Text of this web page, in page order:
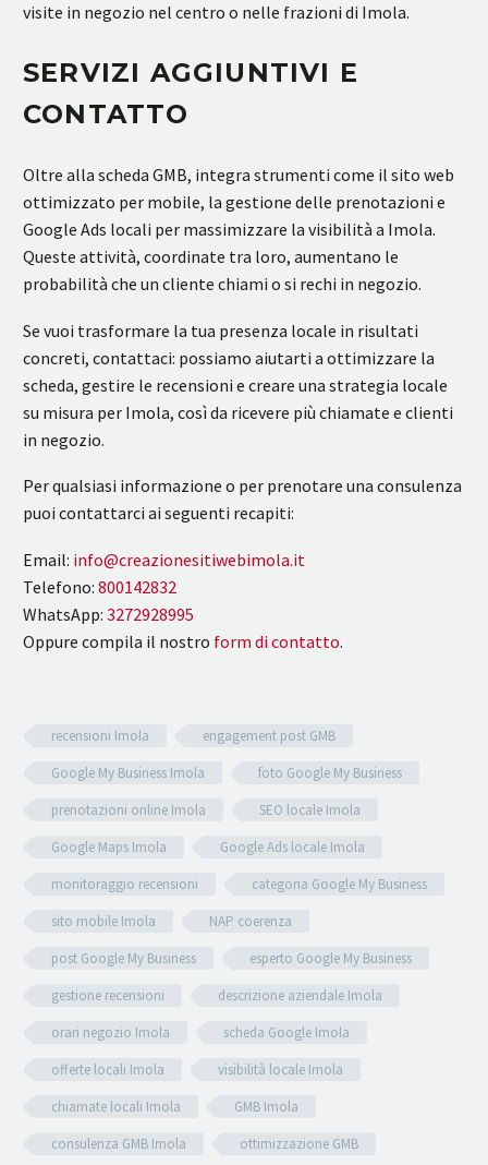
visite in negozio nel centro o nelle frazioni di Imola.
SERVIZI AGGIUNTIVI E
CONTATTO
Oltre alla scheda GMB, integra strumenti come il sito web
ottimizzato per mobile, la gestione delle prenotazioni e
Google Ads locali per massimizzare la visibilità a Imola.
Queste attività, coordinate tra loro, aumentano le
probabilità che un cliente chiami o si rechi in negozio.
Se vuoi trasformare la tua presenza locale in risultati
concreti, contattaci: possiamo aiutarti a ottimizzare la
scheda, gestire le recensioni e creare una strategia locale
su misura per Imola, così da ricevere più chiamate e clienti
in negozio.
Per qualsiasi informazione o per prenotare una consulenza
puoi contattarci ai seguenti recapiti:
Email: info@creazionesitiwebimola.it
Telefono: 800142832
WhatsApp: 3272928995
Oppure compila il nostro form di contatto.
recensioni Imola
engagement post GMB
Google My Business Imola
foto Google My Business
prenotazioni online Imola
SEO locale Imola
Google Maps Imola
Google Ads locale Imola
monitoraggio recensioni
categoria Google My Business
sito mobile Imola
NAP coerenza
post Google My Business
esperto Google My Business
gestione recensioni
descrizione aziendale Imola
orari negozio Imola
scheda Google Imola
offerte locali Imola
visibilità locale Imola
chiamate locali Imola
GMB Imola
consulenza GMB Imola
ottimizzazione GMB